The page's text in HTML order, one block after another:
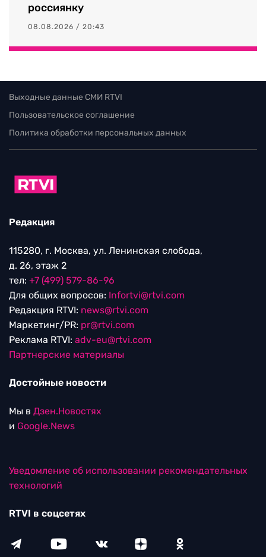
россиянку
08.08.2026 / 20:43
Выходные данные СМИ RTVI
Пользовательское соглашение
Политика обработки персональных данных
Редакция
115280, г. Москва, ул. Ленинская слобода,
д. 26, этаж 2
тел: +7 (499) 579-86-96
Для общих вопросов: Infortvi@rtvi.com
Редакция RTVI: news@rtvi.com
Маркетинг/PR: pr@rtvi.com
Реклама RTVI: adv-eu@rtvi.com
Партнерские материалы
Достойные новости
Мы в Дзен.Новостях
и Google.News
Уведомление об использовании рекомендательных
технологий
RTVI в соцсетях